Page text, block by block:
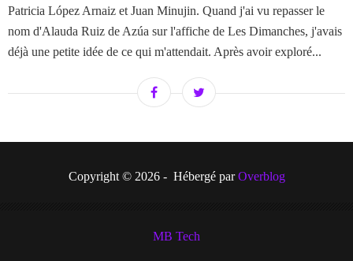
Patricia López Arnaiz et Juan Minujin. Quand j'ai vu repasser le
nom d'Alauda Ruiz de Azúa sur l'affiche de Les Dimanches, j'avais
déjà une petite idée de ce qui m'attendait. Après avoir exploré...
Copyright © 2026 - Hébergé parOverblog
MB Tech